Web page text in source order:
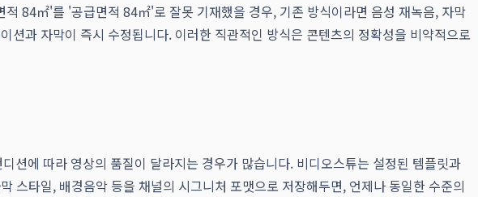
84㎡'를 '공급면적 84㎡'로 잘못 기재했을 경우, 기존 방식이라면 음성 재녹음, 자막
션과 자막이 즉시 수정됩니다. 이러한 직관적인 방식은 콘텐츠의 정확성을 비약적으로
션에 따라 영상의 품질이 달라지는 경우가 많습니다. 비디오스튜는 설정된 템플릿과
스타일, 배경음악 등을 채널의 시그니처 포맷으로 저장해두면, 언제나 동일한 수준의